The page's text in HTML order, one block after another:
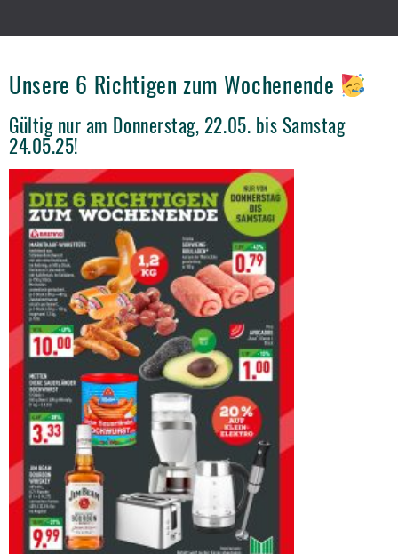
Unsere 6 Richtigen zum Wochenende
Gültig nur am Donnerstag, 22.05. bis Samstag
24.05.25!